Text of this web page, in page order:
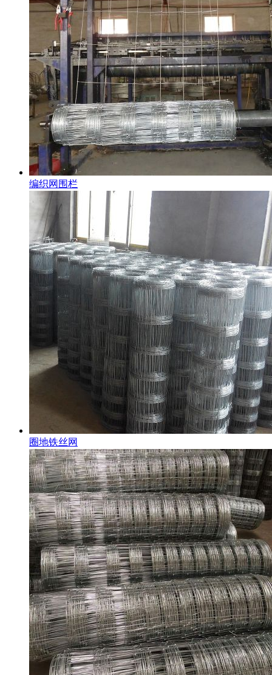
编织网围栏
圈地铁丝网